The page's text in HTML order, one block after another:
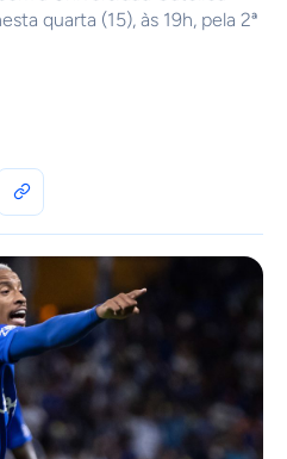
quarta (15), às 19h, pela 2ª